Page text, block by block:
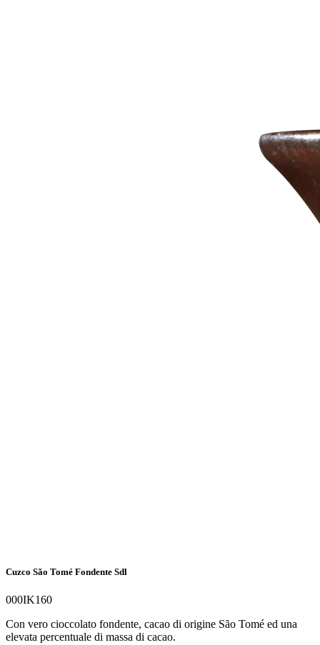
Cuzco São Tomé Fondente Sdl
000IK160
Con vero cioccolato fondente, cacao di origine São Tomé ed una
elevata percentuale di massa di cacao.